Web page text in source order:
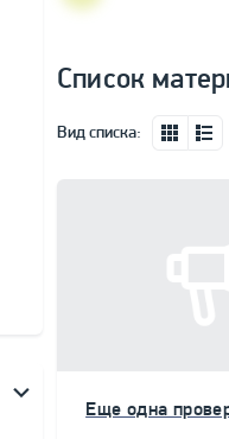
Список
Вид списка:
Еще одна